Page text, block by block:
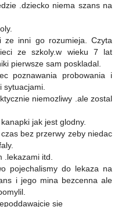
.dziecko niema szans na
ze inni go rozumieja. Czyta
ze szkoly.w wieku 7 lat
pierwsze sam poskladal.
poznawania probowania i
sytuacjami.
niemozliwy .ale zostal
jak jest glodny.
bez przerwy zeby niedac
.lekazami itd.
pojechalismy do lekaza na
i jego mina bezcenna ale
sie